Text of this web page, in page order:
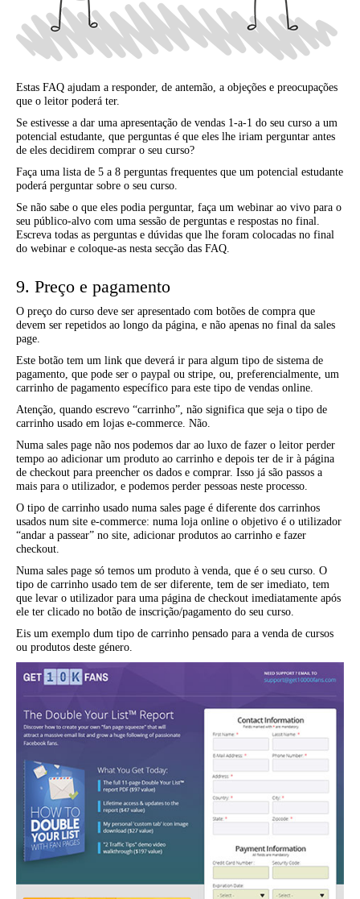
Estas FAQ ajudam a responder, de antemão, a objeções e preocupações
que o leitor poderá ter.
Se estivesse a dar uma apresentação de vendas 1-a-1 do seu curso a um
potencial estudante, que perguntas é que eles lhe iriam perguntar antes
de eles decidirem comprar o seu curso?
Faça uma lista de 5 a 8 perguntas frequentes que um potencial estudante
poderá perguntar sobre o seu curso.
Se não sabe o que eles podia perguntar, faça um webinar ao vivo para o
seu público-alvo com uma sessão de perguntas e respostas no final.
Escreva todas as perguntas e dúvidas que lhe foram colocadas no final
do webinar e coloque-as nesta secção das FAQ.
9. Preço e pagamento
O preço do curso deve ser apresentado com botões de compra que
devem ser repetidos ao longo da página, e não apenas no final da sales
page.
Este botão tem um link que deverá ir para algum tipo de sistema de
pagamento, que pode ser o paypal ou stripe, ou, preferencialmente, um
carrinho de pagamento específico para este tipo de vendas online.
Atenção, quando escrevo “carrinho”, não significa que seja o tipo de
carrinho usado em lojas e-commerce. Não.
Numa sales page não nos podemos dar ao luxo de fazer o leitor perder
tempo ao adicionar um produto ao carrinho e depois ter de ir à página
de checkout para preencher os dados e comprar. Isso já são passos a
mais para o utilizador, e podemos perder pessoas neste processo.
O tipo de carrinho usado numa sales page é diferente dos carrinhos
usados num site e-commerce: numa loja online o objetivo é o utilizador
“andar a passear” no site, adicionar produtos ao carrinho e fazer
checkout.
Numa sales page só temos um produto à venda, que é o seu curso. O
tipo de carrinho usado tem de ser diferente, tem de ser imediato, tem
que levar o utilizador para uma página de checkout imediatamente após
ele ter clicado no botão de inscrição/pagamento do seu curso.
Eis um exemplo dum tipo de carrinho pensado para a venda de cursos
ou produtos deste género.